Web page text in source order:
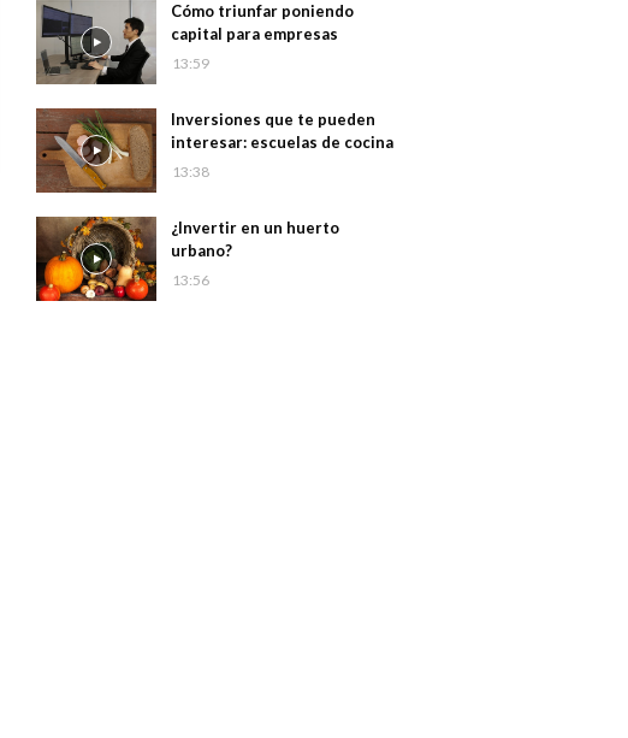
Cómo triunfar poniendo
capital para empresas
13:59
Inversiones que te pueden
interesar: escuelas de cocina
13:38
¿Invertir en un huerto
urbano?
13:56